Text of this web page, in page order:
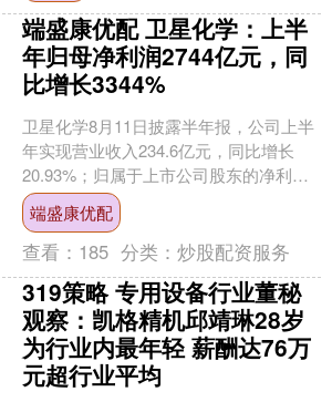
端盛康优配 卫星化学：上半
年归母净利润2744亿元，同
比增长3344%
卫星化学8月11日披露半年报，公司上半
年实现营业收入234.6亿元，同比增长
20.93%；归属于上市公司股东的净利润
27.44亿元，同比增长33.44%；基本每....
端盛康优配
查看： 185 分类：炒股配资服务
319策略 专用设备行业董秘
观察：凯格精机邱靖琳28岁
为行业内最年轻 薪酬达76万
元超行业平均